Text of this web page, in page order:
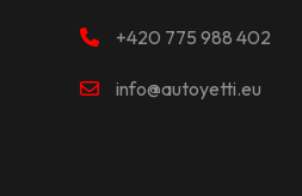
+420 775 988 402
info@autoyetti.eu